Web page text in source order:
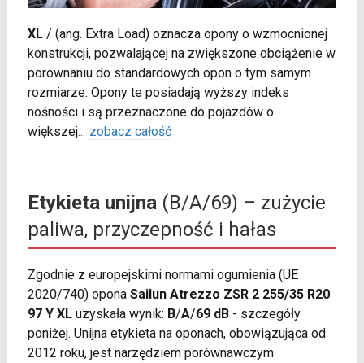
XL/ (ang. Extra Load) oznacza opony o wzmocnionej
konstrukcji, pozwalającej na zwiększone obciążenie w
porównaniu do standardowych opon o tym samym
rozmiarze. Opony te posiadają wyższy indeks
nośności i są przeznaczone do pojazdów o
większej... zobacz całość
Etykieta unijna(B/A/69) – zużycie
paliwa, przyczepność i hałas
Zgodnie z europejskimi normami ogumienia (UE
2020/740) opona Sailun Atrezzo ZSR 2 255/35 R20
97 Y XLuzyskała wynik: B/A/69 dB- szczegóły
poniżej. Unijna etykieta na oponach, obowiązująca od
2012 roku, jest narzędziem porównawczym